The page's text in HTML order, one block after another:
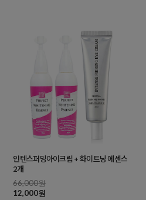
인텐스퍼밍아이크림 + 화이트닝 에센스
2개
66,000원
12,000원